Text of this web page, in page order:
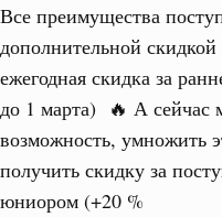
Все преимущества
дополнительной
ежегодная скидка за
до 1 марта) 🔥 А сейчас
возможность, умножить
получить скидку за
юниором (+20 %